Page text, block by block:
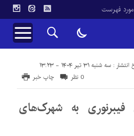
مورد فهرست
: سه شنبه ۳۱ تیر ۱۴۰۴ - ۱۳:۲۳
چاپ خبر 0 نظر
فیبرنوری به شهرک‌های